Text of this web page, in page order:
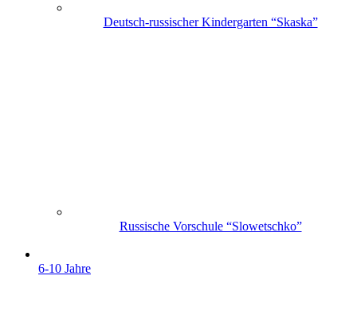
Deutsch-russischer Kindergarten “Skaska”
Russische Vorschule “Slowetschko”
6-10 Jahre